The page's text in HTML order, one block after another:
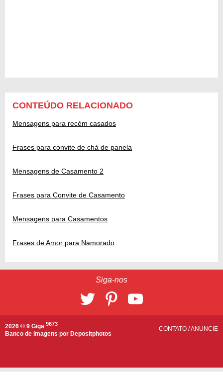
CONTEÚDO RELACIONADO
Mensagens para recém casados
Frases para convite de chá de panela
Mensagens de Casamento 2
Frases para Convite de Casamento
Mensagens para Casamentos
Frases de Amor para Namorado
Siga-nos
2026 © 9 Giga 9673
Banco de imagens por Depositphotos
CONTATO /ANUNCIE